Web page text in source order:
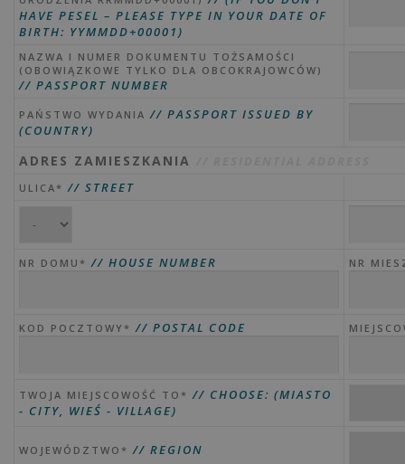
HAVE PESEL – PLEASE TYPE IN YOUR DATE OF
BIRTH: YYMMDD+00001)
NAZWA I NUMER DOKUMENTU TOŻSAMOŚCI
(OBOWIĄZKOWE TYLKO DLA OBCOKRAJOWCÓW)
// PASSPORT NUMBER
PAŃSTWO WYDANIA// PASSPORT ISSUED BY
(COUNTRY)
ADRES ZAMIESZKANIA
ULICA*// STREET
NR DOMU*// HOUSE NUMBER NR
KOD POCZTOWY*// POSTAL CODE
TWOJA MIEJSCOWOŚĆ TO*// CHOOSE: (MIASTO
- CITY, WIEŚ - VILLAGE)
WOJEWÓDZTWO*// REGION